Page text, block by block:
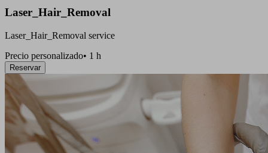
Laser_Hair_Removal
Laser_Hair_Removal service
Precio personalizado• 1 h
Reservar